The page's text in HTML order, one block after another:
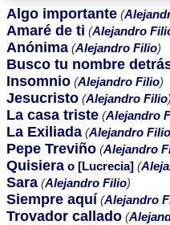
Algo importante (
Amaré de ti (Alejandro
Anónima (Alejandro Filio)
Busco tu nombre
Insomnio (Alejandro Filio)
Jesucristo (Alejandro Filio)
La casa triste (Alejandro
La Exiliada (Alejandro Filio
Pepe Treviño (Alejandro
Quisiera o [Lucrecia] (
Sara (Alejandro Filio)
Siempre aquí (Alejandro
Trovador callado (